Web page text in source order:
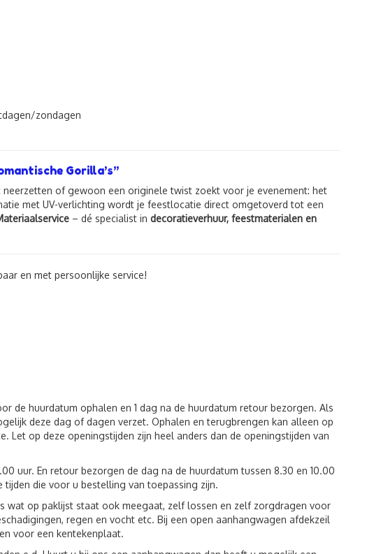
zondagen
Gorilla’s”
of gewoon een originele twist zoekt voor je evenement: het
met UV-verlichting wordt je feestlocatie direct omgetoverd tot een
– dé specialist in decoratieverhuur, feestmaterialen en
en met persoonlijke service!
de huurdatum ophalen en 1 dag na de huurdatum retour bezorgen. Als
deze dag of dagen verzet. Ophalen en terugbrengen kan alleen op
Let op deze openingstijden zijn heel anders dan de openingstijden van
uur. En retour bezorgen de dag na de huurdatum tussen 8.30 en 10.00
die voor u bestelling van toepassing zijn.
op paklijst staat ook meegaat, zelf lossen en zelf zorgdragen voor
regen en vocht etc. Bij een open aanhangwagen afdekzeil
voor een kentekenplaat.